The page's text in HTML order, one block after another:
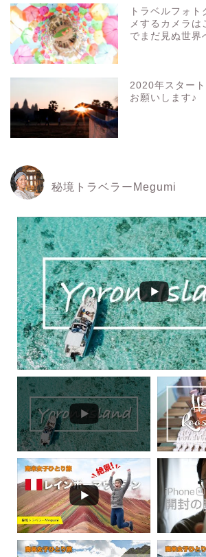
トラベルフォ
メするカメラ
でまだ見ぬ世界
2020年スター
お願いします♪
秘境トラベラーMegumi